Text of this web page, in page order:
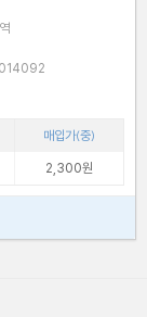
/ 8998014092
매입가(중)
2,300원